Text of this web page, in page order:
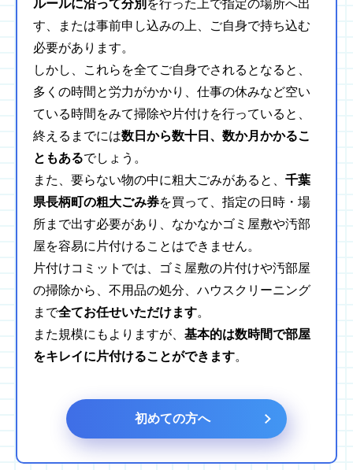
ルールに沿って分別 を行った上で指定の場所へ出
す、または事前申し込みの上、ご自身で持ち込む
必要があります。
しかし、これらを全てご自身でされるとなると、
多くの時間と労力がかかり、仕事の休みなど空い
ている時間をみて掃除や片付けを行っていると、
終えるまでには数日から数十日、数か月かかるこ
ともあるでしょう。
また、要らない物の中に粗大ごみがあると、 千葉
県長柄町の粗大ごみ券を買って、指定の日時・場
所まで出す必要があり、なかなかゴミ屋敷や汚部
屋を容易に片付けることはできません。
片付けコミットでは、ゴミ屋敷の片付けや汚部屋
の掃除から、不用品の処分、ハウスクリーニング
まで全てお任せいただけます。
また規模にもよりますが、 基本的は数時間で部屋
をキレイに片付けることができます。
初めての方へ